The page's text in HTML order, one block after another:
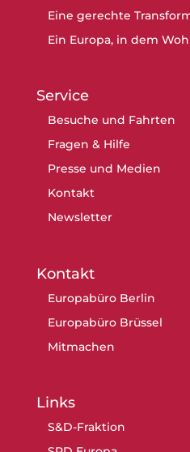
Eine gerechte
Ein Europa, in dem
Service
Besuche und Fahrten
Fragen & Hilfe
Presse und Medien
Kontakt
Newsletter
Kontakt
Europabüro Berlin
Europabüro Brüssel
Mitmachen
Links
S&D-Fraktion